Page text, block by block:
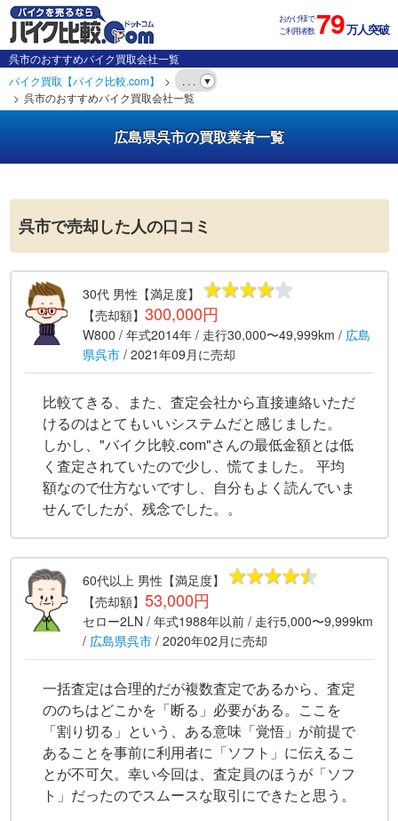
おかげ様で
ご利用者数79万人突破
呉市のおすすめバイク買取会社一覧
バイク買取【バイク比較.com】
. . .
呉市のおすすめバイク買取会社一覧
広島県呉市の買取業者一覧
呉市で売却した人の口コミ
30代 男性 【満足度】
【売却額】 300,000円
W800 / 年式2014年/ 走行30,000〜49,999km / 広島
県呉市/ 2021年09月 に売却
比較てきる、また、査定会社から直接連絡いただ
けるのはとてもいいシステムだと感じました。
しかし、"バイク比較.com"さんの最低金額とは低
く査定されていたので少し、慌てました。 平均
額なので仕方ないですし、自分もよく読んでいま
せんでしたが、残念でした。。
60代以上 男性 【満足度】
【売却額】 53,000円
セロー2LN / 年式1988年以前/ 走行5,000〜9,999km
/ 広島県呉市/ 2020年02月 に売却
一括査定は合理的だが複数査定であるから、査定
ののちはどこかを「断る」必要がある。ここを
「割り切る」という、ある意味「覚悟」が前提で
あることを事前に利用者に「ソフト」に伝えるこ
とが不可欠。幸い今回は、査定員のほうが「ソフ
ト」だったのでスムースな取引にできたと思う。